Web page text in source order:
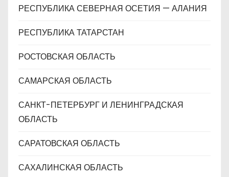
РЕСПУБЛИКА СЕВЕРНАЯ ОСЕТИЯ — АЛАНИЯ
РЕСПУБЛИКА ТАТАРСТАН
РОСТОВСКАЯ ОБЛАСТЬ
САМАРСКАЯ ОБЛАСТЬ
САНКТ-ПЕТЕРБУРГ И ЛЕНИНГРАДСКАЯ
ОБЛАСТЬ
САРАТОВСКАЯ ОБЛАСТЬ
САХАЛИНСКАЯ ОБЛАСТЬ